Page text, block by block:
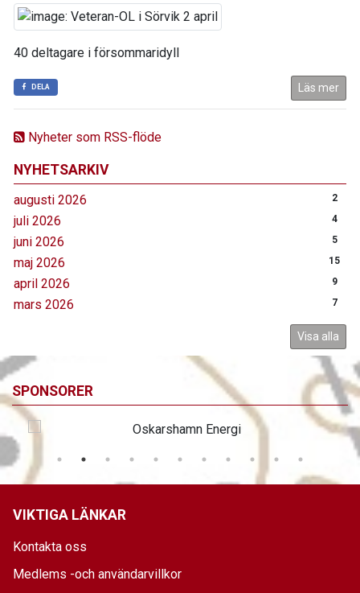
Nyheter som RSS-flöde
NYHETSARKIV
augusti 2026 2
juli 2026 4
juni 2026 5
maj 2026 15
april 2026 9
mars 2026 7
Visa alla
40 deltagare i försommaridyll
DELA Läs mer
SPONSORER
VIKTIGA LÄNKAR
Kontakta oss
Medlems -och användarvillkor